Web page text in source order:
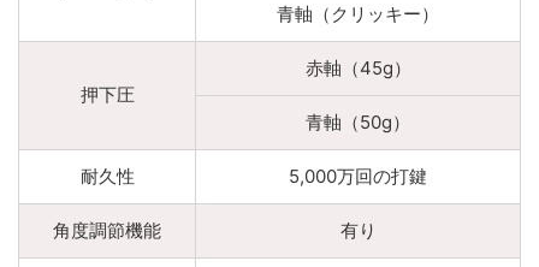
青軸（クリッキー）
押下圧
赤軸（45g）
青軸（50g）
耐久性 5,000万回の打鍵
角度調節機能 有り